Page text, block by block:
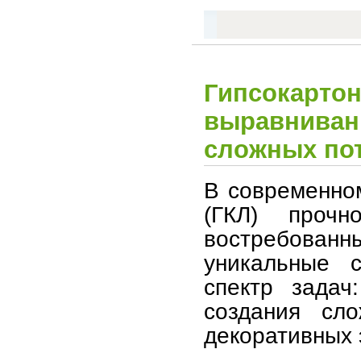
сложных
В
(ГКЛ)
уникальные
спектр
создания
декоративных